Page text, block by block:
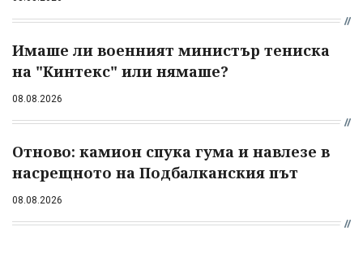
Имаше ли военният министър тениска
на "Кинтекс" или нямаше?
08.08.2026
Отново: камион спука гума и навлезе в
насрещното на Подбалканския път
08.08.2026